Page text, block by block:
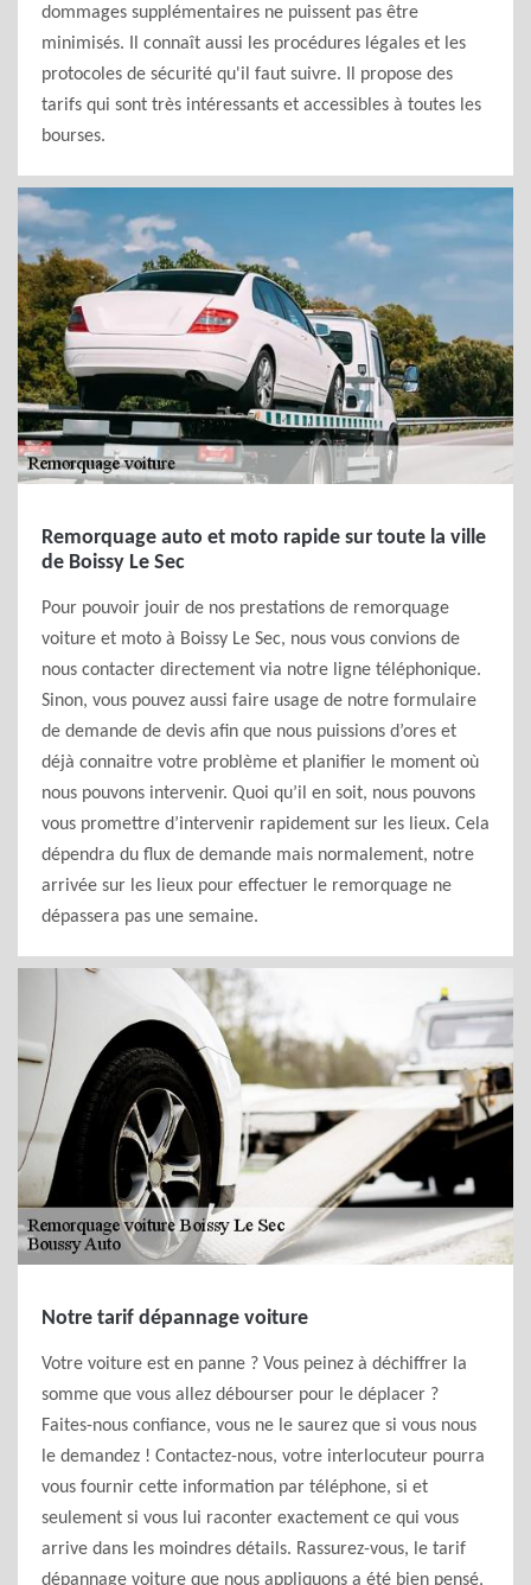
dommages supplémentaires ne puissent pas être
minimisés. Il connaît aussi les procédures légales et les
protocoles de sécurité qu'il faut suivre. Il propose des
tarifs qui sont très intéressants et accessibles à toutes les
bourses.
Remorquage auto et moto rapide sur toute la ville
de Boissy Le Sec
Pour pouvoir jouir de nos prestations de remorquage
voiture et moto à Boissy Le Sec, nous vous convions de
nous contacter directement via notre ligne téléphonique.
Sinon, vous pouvez aussi faire usage de notre formulaire
de demande de devis afin que nous puissions d’ores et
déjà connaitre votre problème et planifier le moment où
nous pouvons intervenir. Quoi qu’il en soit, nous pouvons
vous promettre d’intervenir rapidement sur les lieux. Cela
dépendra du flux de demande mais normalement, notre
arrivée sur les lieux pour effectuer le remorquage ne
dépassera pas une semaine.
Notre tarif dépannage voiture
Votre voiture est en panne ? Vous peinez à déchiffrer la
somme que vous allez débourser pour le déplacer ?
Faites-nous confiance, vous ne le saurez que si vous nous
le demandez ! Contactez-nous, votre interlocuteur pourra
vous fournir cette information par téléphone, si et
seulement si vous lui raconter exactement ce qui vous
arrive dans les moindres détails. Rassurez-vous, le tarif
dépannage voiture que nous appliquons a été bien pensé,